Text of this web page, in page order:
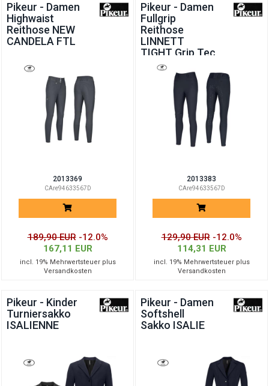
Pikeur - Damen
Highwaist
Reithose NEW
CANDELA FTL
2013369
CAre94633567D
189,90 EUR -12.0%
167,11 EUR
incl. 19% Mehrwertsteuer plus
Versandkosten
Pikeur - Damen
Fullgrip
Reithose
LINNETT
TIGHT Grip Tec
2013383
CAre94633567D
129,90 EUR -12.0%
114,31 EUR
incl. 19% Mehrwertsteuer plus
Versandkosten
Pikeur - Kinder
Turniersakko
ISALIENNE
Pikeur - Damen
Softshell
Sakko ISALIE